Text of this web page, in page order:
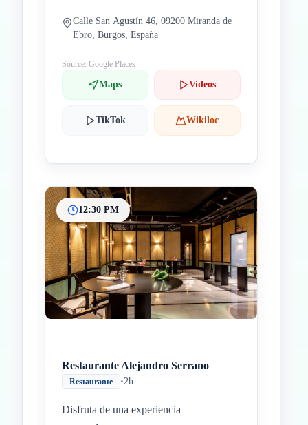
Calle San Agustín 46, 09200 Miranda de
Ebro, Burgos, España
Source: Google Places
Maps Videos
TikTok Wikiloc
12:30 PM
Restaurante Alejandro Serrano
Restaurante •2h
Disfruta de una experiencia